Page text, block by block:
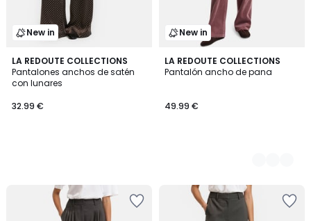
New in
LA REDOUTE COLLECTIONS
Pantalones anchos de satén
con lunares
32.99 €
New in
LA REDOUTE COLLECTIONS
Pantalón ancho de pana
49.99 €
3
Colores